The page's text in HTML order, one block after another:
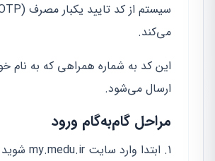
می‌کند.
این کد به شماره همراهی که به نام
ارسال می‌شود.
مراحل گام‌به‌گام ورود
ابتدا وارد سایت my.medu.ir شوید.